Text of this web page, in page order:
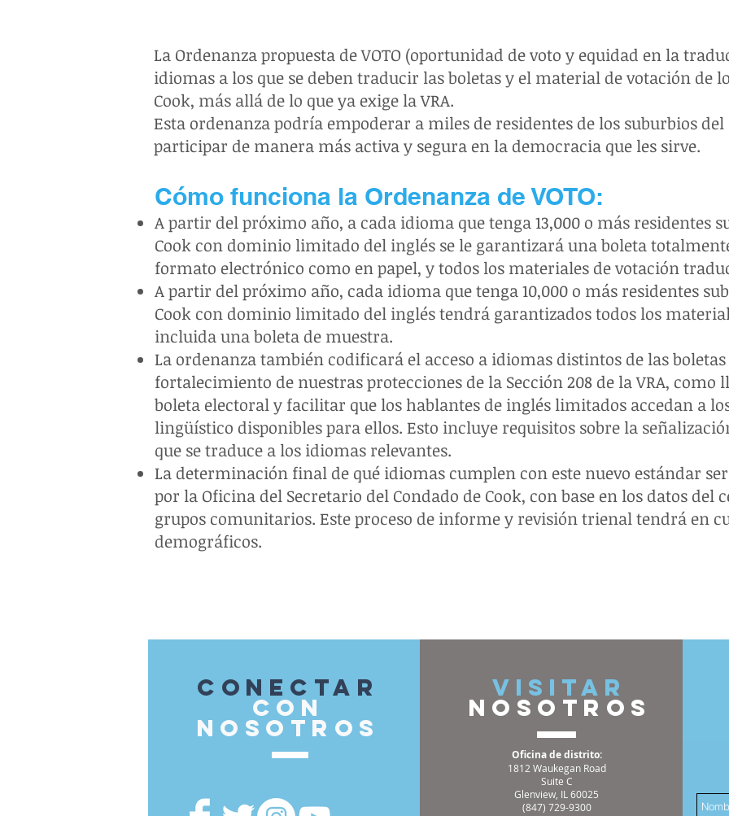
La Ordenanza propuesta de VOTO (oportunidad de voto y equidad en la
idiomas a los que se deben traducir las boletas y el material de votación de
Cook, más allá de lo que ya exige la VRA.
Esta ordenanza podría empoderar a miles de residentes de los suburbios
participar de manera más activa y segura en la democracia que les sirve.
Cómo funciona la Ordenanza de VOTO:
A partir del próximo año, a cada idioma que tenga 13,000 o más residentes
Cook con dominio limitado del inglés se le garantizará una boleta
formato electrónico como en papel, y todos los materiales de votación
A partir del próximo año, cada idioma que tenga 10,000 o más residentes
Cook con dominio limitado del inglés tendrá garantizados todos los
incluida una boleta de muestra.
La ordenanza también codificará el acceso a idiomas distintos de las
fortalecimiento de nuestras protecciones de la Sección 208 de la VRA,
boleta electoral y facilitar que los hablantes de inglés limitados accedan a
lingüístico disponibles para ellos. Esto incluye requisitos sobre la
que se traduce a los idiomas relevantes.
La determinación final de qué idiomas cumplen con este nuevo estándar
por la Oficina del Secretario del Condado de Cook, con base en los datos del
grupos comunitarios. Este proceso de informe y revisión trienal tendrá en
demográficos.
Conectar
con
nosotros
VISITAR
nosotros
Oficina de distrito:
1812 Waukegan Road
Suite C
Glenview, IL 60025
(847) 729-9300